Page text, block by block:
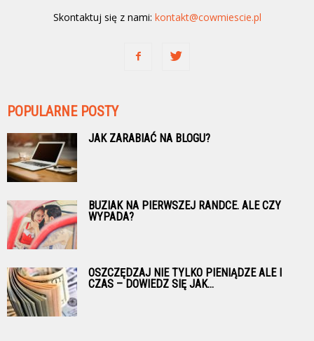
Skontaktuj się z nami: kontakt@cowmiescie.pl
POPULARNE POSTY
JAK ZARABIAĆ NA BLOGU?
BUZIAK NA PIERWSZEJ RANDCE. ALE CZY
WYPADA?
OSZCZĘDZAJ NIE TYLKO PIENIĄDZE ALE I
CZAS – DOWIEDZ SIĘ JAK...